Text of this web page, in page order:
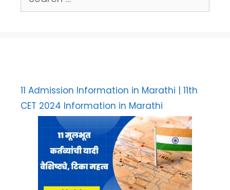
for:
11 Admission Information in Marathi | 11th
CET 2024 Information in Marathi